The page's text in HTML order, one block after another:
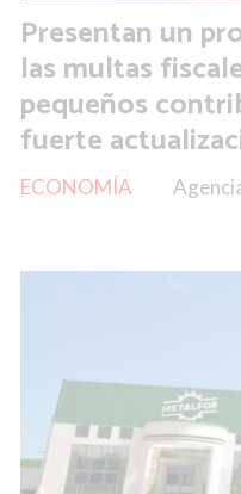
Presentan un
las multas
pequeños
fuerte
ECONOMÍA